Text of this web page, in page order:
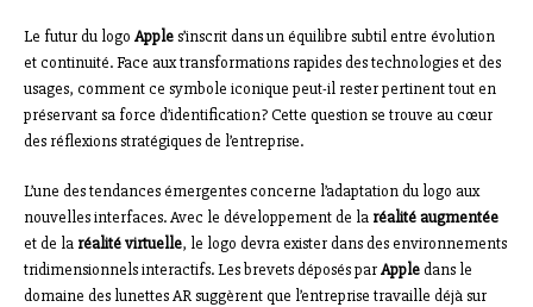
Le futur du logo Apples’inscrit dans un équilibre subtil entre évolution
et continuité. Face aux transformations rapides des technologies et des
usages, comment ce symbole iconique peut-il rester pertinent tout en
préservant sa force d’identification? Cette question se trouve au cœur
des réflexions stratégiques de l’entreprise.
L’une des tendances émergentes concerne l’adaptation du logo aux
nouvelles interfaces. Avec le développement de la réalité augmentée
et de la réalité virtuelle, le logo devra exister dans des environnements
tridimensionnels interactifs. Les brevets déposés parAppledans le
domaine des lunettes AR suggèrent que l’entreprise travaille déjà sur